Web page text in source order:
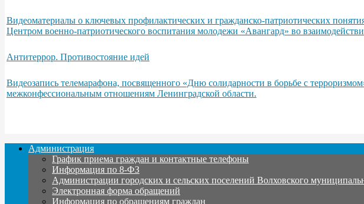
Видеоматериалы о ключевых профилактических и гражданско-патриотических
Центром военно-патриотического воспитания молодежи «Авангард» во
Антитеррор. Противостояние идей
Видеозапись телемарафона, посвященного «Дню солидарности в борьбе с
межконфессиональным отношениям Ленинградской области.
Администрация
График приема граждан и контактные телефоны
Информация по 8-ФЗ
Администрации городских и сельских поселений Волховского
Электронная форма обращений
Информация по обращениям граждан